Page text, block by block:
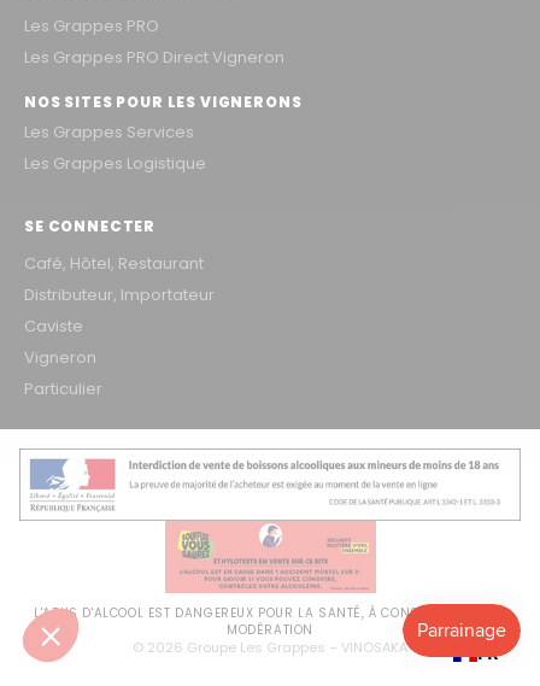
Les Grappes PRO
Les Grappes PRO Direct Vigneron
NOS SITES POUR LES VIGNERONS
Les Grappes Services
Les Grappes Logistique
SE CONNECTER
Café, Hôtel, Restaurant
Distributeur, Importateur
Caviste
Vigneron
Particulier
L'ABUS D'ALCOOL EST DANGEREUX POUR LA SANTÉ, À CONSOMMER AVEC
MODÉRATION
© 2026 Groupe Les Grappes – VINOSAKA FR